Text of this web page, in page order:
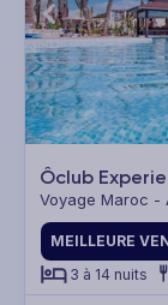
Ôclub
Voyage Maroc -
MEILLEURE
3 à 14 nuits